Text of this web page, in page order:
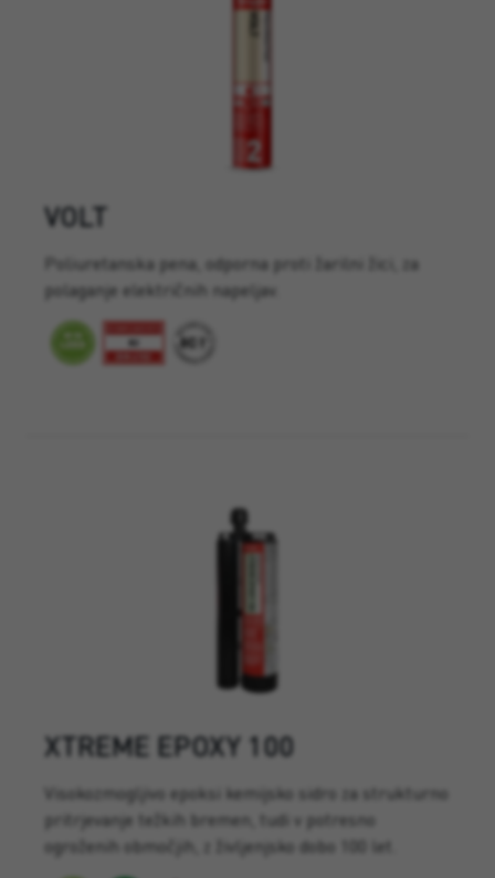
VOLT
Poliuretanska pena, odporna proti žarilni žici, za
polaganje električnih napeljav.
XTREME EPOXY 100
Visokozmogljivo epoksi kemijsko sidro za strukturno
pritrjevanje težkih bremen, tudi v potresno
ogroženih območjih, z življenjsko dobo 100 let.